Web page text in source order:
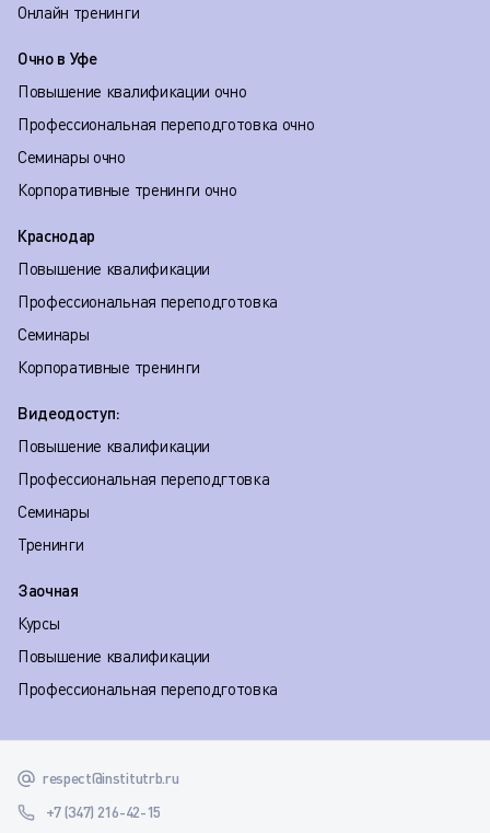
Онлайн тренинги
Очно в Уфе
Повышение квалификации очно
Профессиональная переподготовка очно
Семинары очно
Корпоративные тренинги очно
Краснодар
Повышение квалификации
Профессиональная переподготовка
Семинары
Корпоративные тренинги
Видеодоступ:
Повышение квалификации
Профессиональная переподгтовка
Семинары
Тренинги
Заочная
Курсы
Повышение квалификации
Профессиональная переподготовка
respect@institutrb.ru
+7 (347) 216-42-15